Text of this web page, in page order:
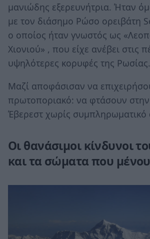
μανιώδης εξερευνήτρια. Ήταν
με τον διάσημο Ρώσο ορειβάτη
ο οποίος ήταν γνωστός ως
Χιονιού» , που είχε ανέβει στις
υψηλότερες κορυφές της Ρωσίας.
Μαζί αποφάσισαν να
πρωτοποριακό: να φτάσουν
Έβερεστ χωρίς συμπληρωματικό
Οι θανάσιμοι κίνδυνοι
και τα σώματα που